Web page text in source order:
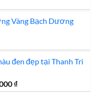
₫.là:
Vàng Bạch Dương
đen đẹp tại Thanh Trì
₫Giá
hiện